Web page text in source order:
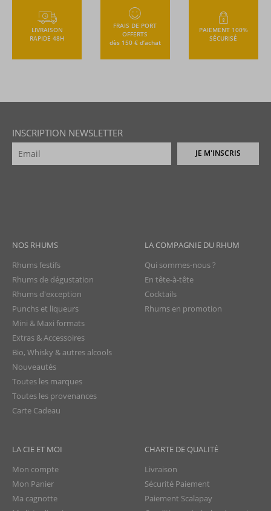
LIVRAISON
RAPIDE 48H
FRAIS DE PORT
OFFERTS
dès 150 € d’achat
PAIEMENT 100%
SÉCURISÉ
INSCRIPTION NEWSLETTER
JE M'INSCRIS
NOS RHUMS
Rhums festifs
Rhums de dégustation
Rhums d'exception
Punchs et liqueurs
Mini & Maxi formats
Extras & Accessoires
Bio, Whisky & autres alcools
Nouveautés
Toutes les marques
Toutes les provenances
Carte Cadeau
LA COMPAGNIE DU RHUM
Qui sommes-nous ?
En tête-à-tête
Cocktails
Rhums en promotion
LA CIE ET MOI
Mon compte
Mon Panier
Ma cagnotte
CHARTE DE QUALITÉ
Livraison
Sécurité Paiement
Paiement Scalapay